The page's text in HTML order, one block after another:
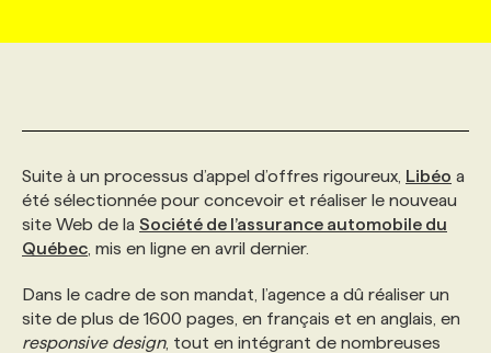
AFFAIRES DE L'INDUSTRIE
INITIATIVES NUMÉRIQUES
TENDANCES
WEB & MÉDIAS SOCIAUX
MARKETING DURABLE
ÉVÉNEMENTIEL
INFOLETTRE PUBLICITÉ
ANNONCEZ AVEC NOUS
CONSULTER LA CVTHÈQUE
PROFIL ENTREPRISE
ANNONCEZ AVEC NOUS
VOIR LES OFFRES
PROFIL CANDIDAT
FAQ
ANNONCEZ AVEC NOUS
NOS FORMATIONS EN LIGNE
NOS PARCOURS DE FORMATIONS
NOS FORMATEUR‧RICES
CHASSE DE TÊTE
SERVICE DE CHASSE DE TÊTE
NOS EXPERTISES
Suite à un processus d’appel d’offres rigoureux, Libéo a
été sélectionnée pour concevoir et réaliser le nouveau
site Web de la Société de l’assurance automobile du
Québec , mis en ligne en avril dernier.
Dans le cadre de son mandat, l’agence a dû réaliser un
site de plus de 1600 pages, en français et en anglais, en
responsive design, tout en intégrant de nombreuses